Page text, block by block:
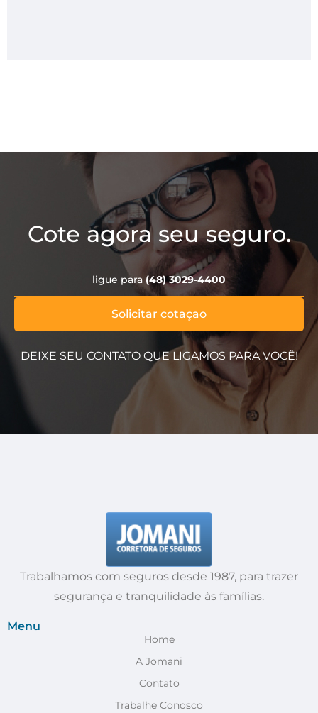
Cote agora seu seguro.
Solicitar cotaçao
ligue para (48) 3029-4400
DEIXE SEU CONTATO QUE LIGAMOS PARA VOCÊ!
Trabalhamos com seguros desde 1987, para trazer
segurança e tranquilidade às famílias.
Menu
Home
A Jomani
Contato
Trabalhe Conosco